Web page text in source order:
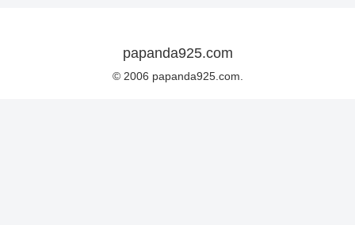
papanda925.com
© 2006 papanda925.com.